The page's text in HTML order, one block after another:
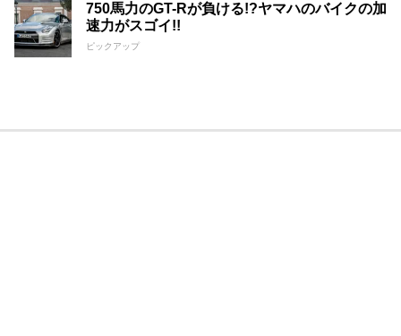
750馬力のGT-Rが負ける!?ヤマハのバイクの加
速力がスゴイ!!
ピックアップ